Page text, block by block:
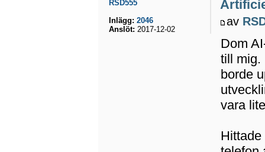
av
Dom
till mig.
borde
vara
RSD555
Inlägg: 2046
Anslöt: 2017-12-02